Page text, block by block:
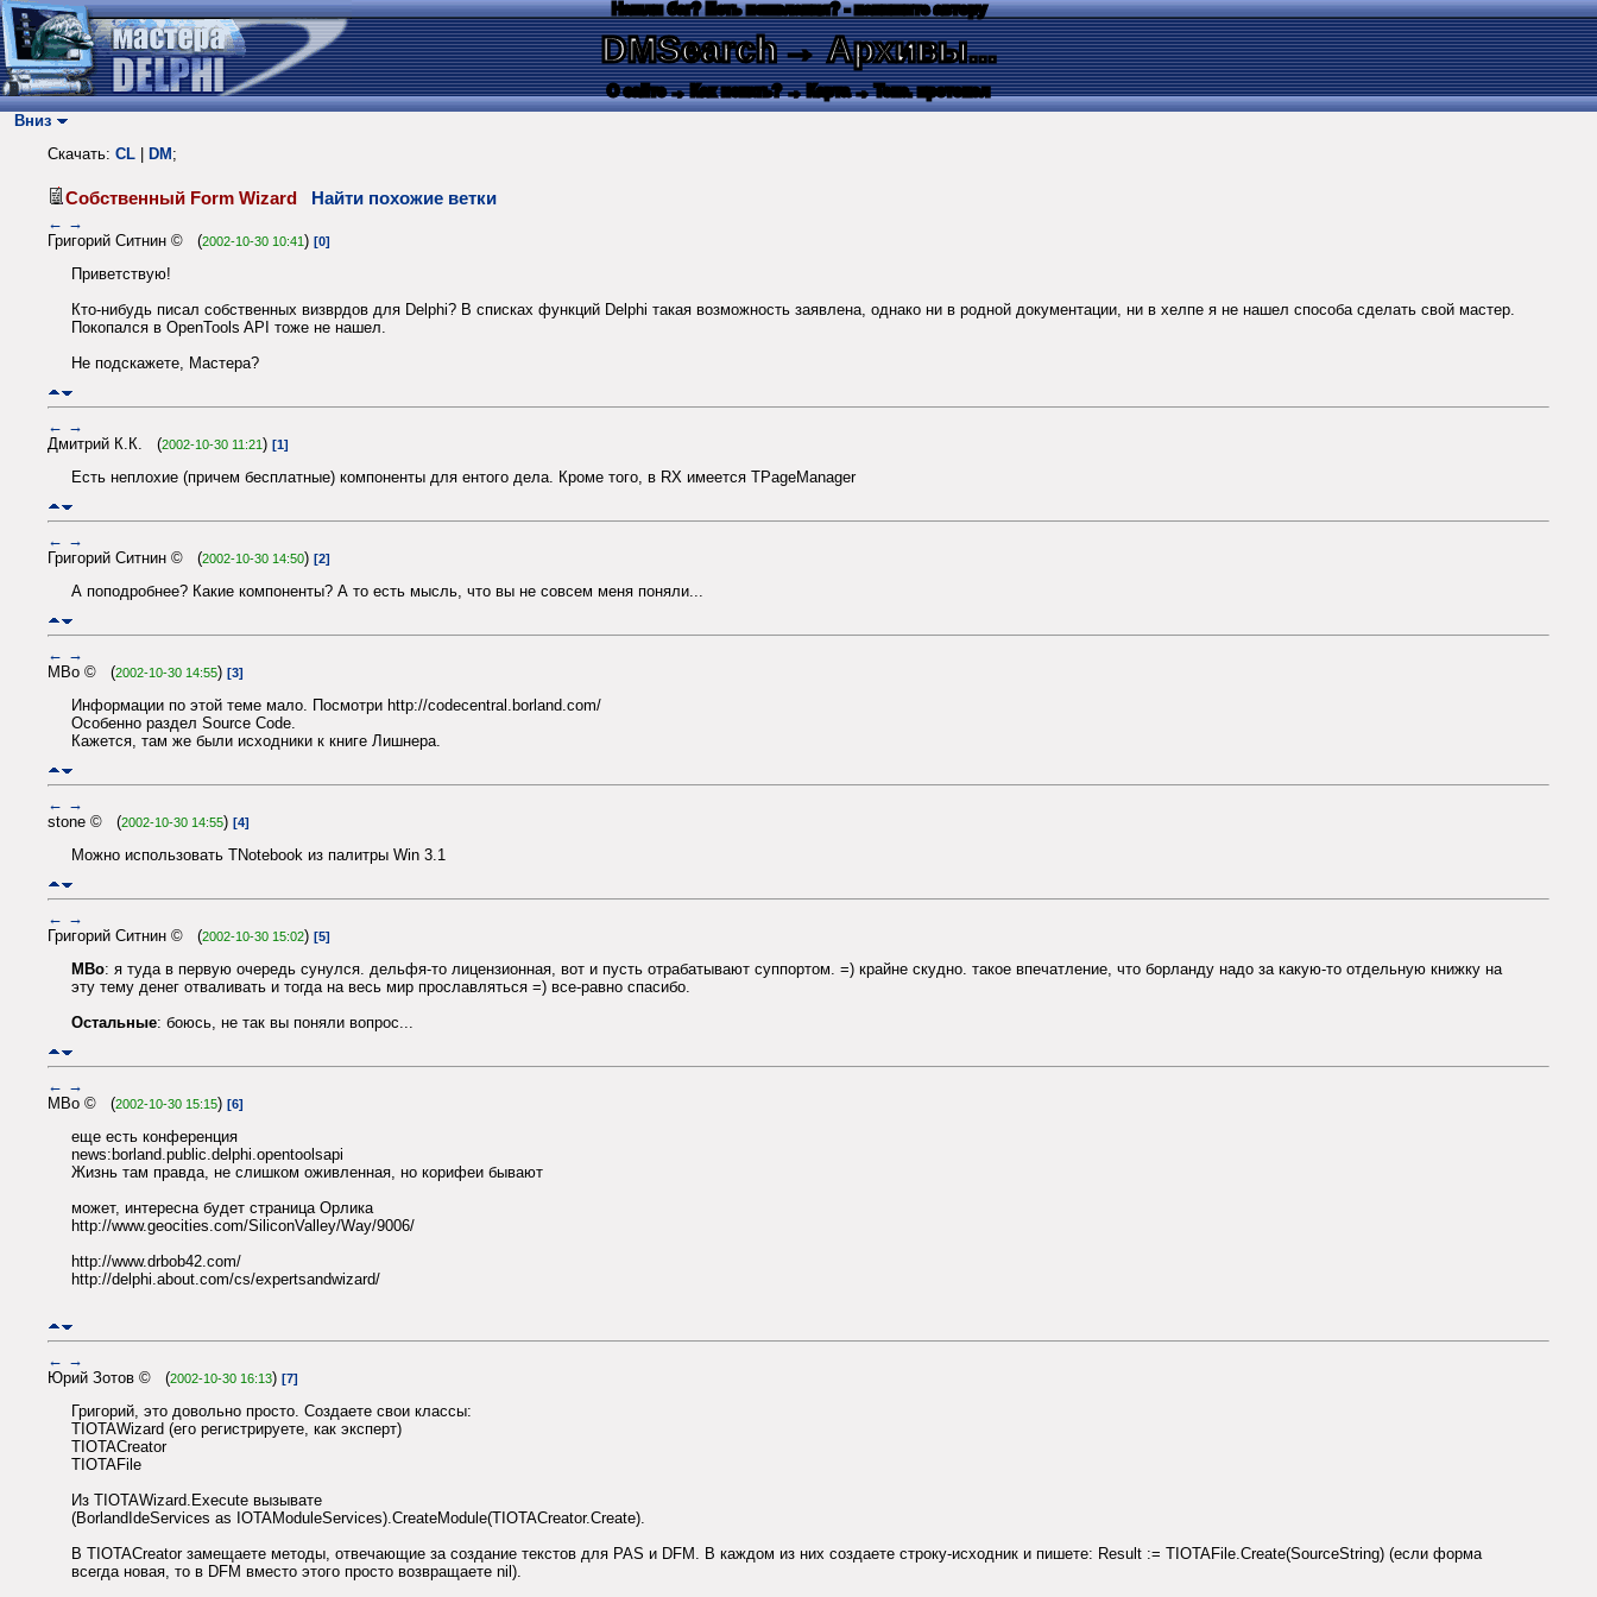
Нашли баг? Есть пожелания? - напишите автору
DMSearch→ Архивы...
О сайте → Как искать? → Карта → Текс. протокол
Вниз
Скачать: CL DM ;
Собственный Form Wizard Найти похожие ветки
← →
Григорий Ситнин © (2002-10-30 10:41) [0]
Приветствую!
Кто-нибудь писал собственных визврдов для Delphi? В списках функций Delphi такая возможность заявлена, однако ни в родной документации, ни в хелпе я не нашел способа сделать свой мастер.
Покопался в OpenTools API тоже не нашел.
Не подскажете, Мастера?
← →
Дмитрий К.К. (2002-10-30 11:21) [1]
Есть неплохие (причем бесплатные) компоненты для ентого дела. Кроме того, в RX имеется TPageManager
← →
Григорий Ситнин © (2002-10-30 14:50) [2]
А поподробнее? Какие компоненты? А то есть мысль, что вы не совсем меня поняли...
← →
MBo © (2002-10-30 14:55) [3]
Информации по этой теме мало. Посмотри http://codecentral.borland.com/
Особенно раздел Source Code.
Кажется, там же были исходники к книге Лишнера.
← →
stone © (2002-10-30 14:55) [4]
Можно использовать TNotebook из палитры Win 3.1
← →
Григорий Ситнин © (2002-10-30 15:02) [5]
MBo: я туда в первую очередь сунулся. дельфя-то лицензионная, вот и пусть отрабатывают суппортом. =) крайне скудно. такое впечатление, что борланду надо за какую-то отдельную книжку на
эту тему денег отваливать и тогда на весь мир прославляться =) все-равно спасибо.
Остальные: боюсь, не так вы поняли вопрос...
← →
MBo © (2002-10-30 15:15) [6]
еще есть конференция
news:borland.public.delphi.opentoolsapi
Жизнь там правда, не слишком оживленная, но корифеи бывают
может, интересна будет страница Орлика
http://www.geocities.com/SiliconValley/Way/9006/
http://www.drbob42.com/
http://delphi.about.com/cs/expertsandwizard/
← →
Юрий Зотов © (2002-10-30 16:13) [7]
Григорий, это довольно просто. Создаете свои классы:
TIOTAWizard (его регистрируете, как эксперт)
TIOTACreator
TIOTAFile
Из TIOTAWizard.Execute вызывате
(BorlandIdeServices as IOTAModuleServices).CreateModule(TIOTACreator.Create).
В TIOTACreator замещаете методы, отвечающие за создание текстов для PAS и DFM. В каждом из них создаете строку-исходник и пишете: Result := TIOTAFile.Create(SourceString) (если форма
всегда новая, то в DFM вместо этого просто возвращаете nil).